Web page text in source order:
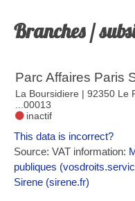
Branches /
Parc Affaires Paris
La Boursidiere | 92350 Le
...00013
inactif
This data is incorrect?
Source: VAT information:
publiques
Sirene (sirene.fr)